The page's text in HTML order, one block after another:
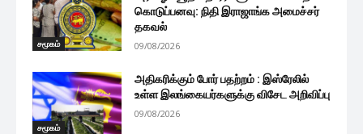
சமூகம்
கொடுப்பனவு: நிதி இராஜாங்க அமைச்சர்
தகவல்
09/08/2026
சமூகம்
அதிகரிக்கும் போர் பதற்றம் : இஸ்ரேலில்
உள்ள இலங்கையர்களுக்கு விசேட அறிவிப்பு
09/08/2026